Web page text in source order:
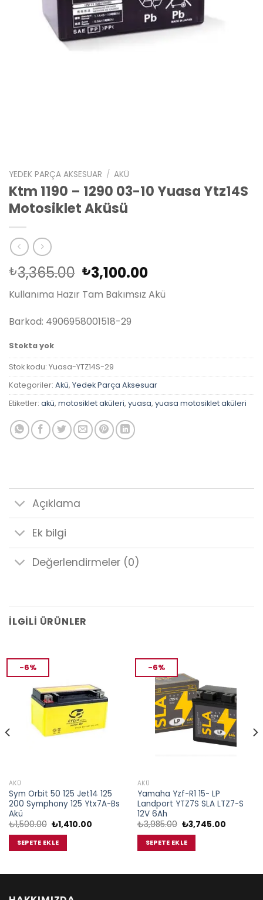
YEDEK PARÇA AKSESUAR / AKÜ
Ktm 1190 – 1290 03-10 Yuasa Ytz14S
Motosiklet Aküsü
₺3,365.00 Orijinal
fiyat:
₺3,365.00.
₺3,100.00Şu
andaki
fiyat:
Kullanıma Hazır Tam Bakımsız Akü
Barkod: 4906958001518-29
Stokta yok
Stok kodu: Yuasa-YTZ14S-29
Kategoriler: Akü, Yedek Parça Aksesuar
Etiketler: akü, motosiklet aküleri, yuasa, yuasa motosiklet aküleri
Açıklama
Ek bilgi
Değerlendirmeler (0)
İLGILI ÜRÜNLER
-6%
AKÜ
Sym Orbit 50 125 Jet14 125
200 Symphony 125 Ytx7A-Bs
Akü
₺1,500.00 Orijinal
fiyat:
₺1,500.00.
₺1,410.00Şu
SEPETE EKLE
-6%
AKÜ
Yamaha Yzf-R1 15- LP
Landport YTZ7S SLA LTZ7-S
12V 6Ah
₺3,985.00 Orijinal
fiyat:
₺3,985.00.
₺3,745.00Şu
SEPETE EKLE